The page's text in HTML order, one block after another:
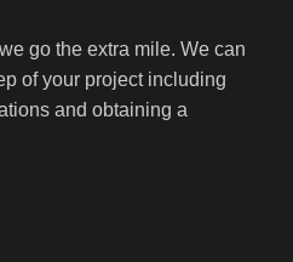
go the extra mile. We can
of your project including
and obtaining a